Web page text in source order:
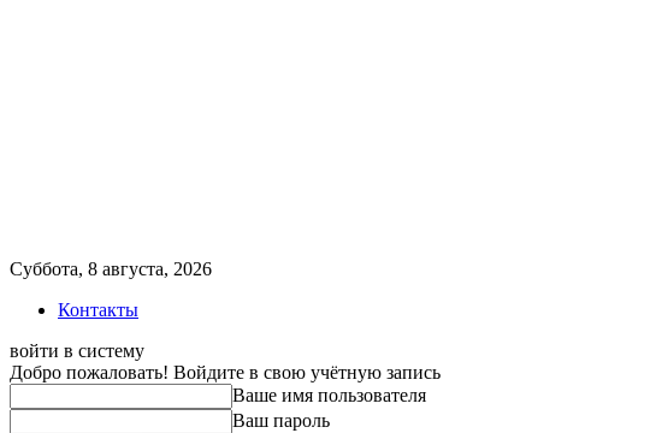
Суббота, 8 августа, 2026
Контакты
войти в систему
Добро пожаловать! Войдите в свою учётную запись
Ваше имя пользователя
Ваш пароль